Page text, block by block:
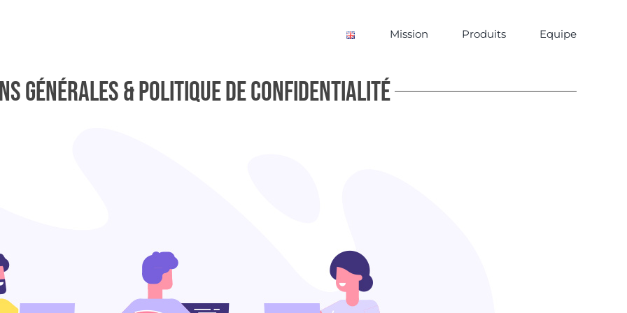
Mission Produits Equipe
générales & Politique de confidentialité